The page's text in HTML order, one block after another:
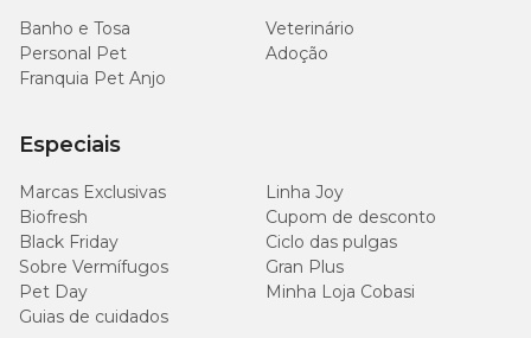
Cálcio (mín.) 0,80%
Potássio (mín.) 0,58% 5.800mg/kg
Ômega 6 (mín.) 1,10% 11g/kg
Banho e Tosa
Veterinário
Personal Pet
Adoção
Franquia Pet Anjo
Especiais
Marcas Exclusivas
Linha Joy
Biofresh
Cupom de desconto
Black Friday
Ciclo das pulgas
Sobre Vermífugos
Gran Plus
Pet Day
Minha Loja Cobasi
Guias de cuidados